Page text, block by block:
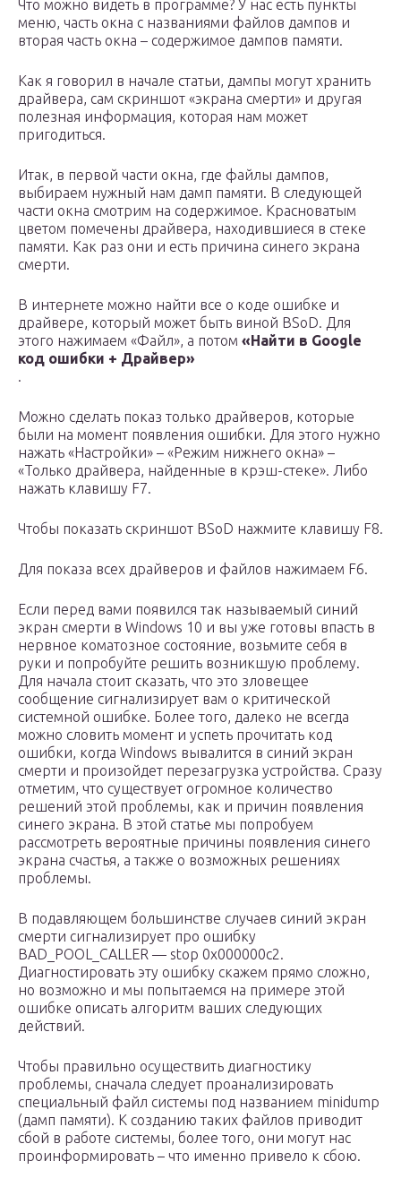
Что можно видеть в программе? У нас есть пункты
меню, часть окна с названиями файлов дампов и
вторая часть окна – содержимое дампов памяти.
Как я говорил в начале статьи, дампы могут хранить
драйвера, сам скриншот «экрана смерти» и другая
полезная информация, которая нам может
пригодиться.
Итак, в первой части окна, где файлы дампов,
выбираем нужный нам дамп памяти. В следующей
части окна смотрим на содержимое. Красноватым
цветом помечены драйвера, находившиеся в стеке
памяти. Как раз они и есть причина синего экрана
смерти.
В интернете можно найти все о коде ошибке и
драйвере, который может быть виной BSoD. Для
этого нажимаем «Файл», а потом «Найти в Google
код ошибки + Драйвер»
.
Можно сделать показ только драйверов, которые
были на момент появления ошибки. Для этого нужно
нажать «Настройки» – «Режим нижнего окна» –
«Только драйвера, найденные в крэш-стеке». Либо
нажать клавишу F7.
Чтобы показать скриншот BSoD нажмите клавишу F8.
Для показа всех драйверов и файлов нажимаем F6.
Если перед вами появился так называемый синий
экран смерти в Windows 10 и вы уже готовы впасть в
нервное коматозное состояние, возьмите себя в
руки и попробуйте решить возникшую проблему.
Для начала стоит сказать, что это зловещее
сообщение сигнализирует вам о критической
системной ошибке. Более того, далеко не всегда
можно словить момент и успеть прочитать код
ошибки, когда Windows вывалится в синий экран
смерти и произойдет перезагрузка устройства. Сразу
отметим, что существует огромное количество
решений этой проблемы, как и причин появления
синего экрана. В этой статье мы попробуем
рассмотреть вероятные причины появления синего
экрана счастья, а также о возможных решениях
проблемы.
В подавляющем большинстве случаев синий экран
смерти сигнализирует про ошибку
BAD_POOL_CALLER — stop 0x000000c2.
Диагностировать эту ошибку скажем прямо сложно,
но возможно и мы попытаемся на примере этой
ошибке описать алгоритм ваших следующих
действий.
Чтобы правильно осуществить диагностику
проблемы, сначала следует проанализировать
специальный файл системы под названием minidump
(дамп памяти). К созданию таких файлов приводит
сбой в работе системы, более того, они могут нас
проинформировать – что именно привело к сбою.